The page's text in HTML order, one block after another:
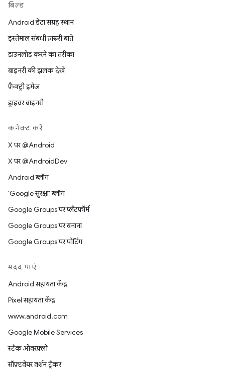
बिल्ड
Android डेटा संग्रह स्थान
इस्तेमाल संबंधी ज़रूरी बातें
डाउनलोड करने का तरीका
बाइनरी की झलक देखें
फ़ैक्ट्री इमेज
ड्राइवर बाइनरी
कनेक्ट करें
X पर @Android
X पर @AndroidDev
Android ब्लॉग
'Google सुरक्षा' ब्लॉग
Google Groups पर प्लैटफ़ॉर्म
Google Groups पर बनाना
Google Groups पर पोर्टिंग
मदद पाएं
Android सहायता केंद्र
Pixel सहायता केंद्र
www.android.com
Google Mobile Services
स्टैक ओवरफ़्लो
सॉफ़्टवेयर वर्शन ट्रैकर